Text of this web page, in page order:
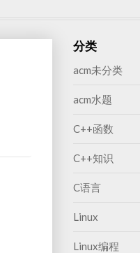
分类
acm未分类
acm水题
C++函数
C++知识
C语言
Linux
Linux编程